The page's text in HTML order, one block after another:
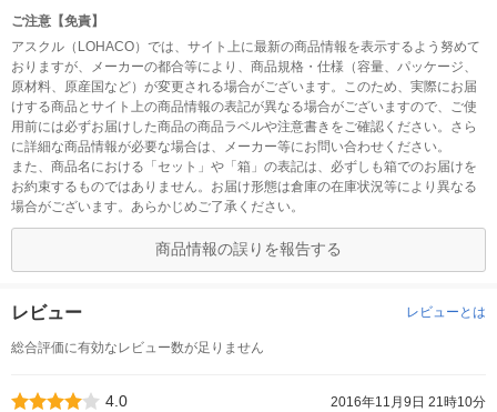
ご注意【免責】
アスクル（LOHACO）では、サイト上に最新の商品情報を表示するよう努めて
おりますが、メーカーの都合等により、商品規格・仕様（容量、パッケージ、
原材料、原産国など）が変更される場合がございます。このため、実際にお届
けする商品とサイト上の商品情報の表記が異なる場合がございますので、ご使
用前には必ずお届けした商品の商品ラベルや注意書きをご確認ください。さら
に詳細な商品情報が必要な場合は、メーカー等にお問い合わせください。
また、商品名における「セット」や「箱」の表記は、必ずしも箱でのお届けを
お約束するものではありません。お届け形態は倉庫の在庫状況等により異なる
場合がございます。あらかじめご了承ください。
商品情報の誤りを報告する
レビュー レビューとは
総合評価に有効なレビュー数が足りません
4.0
2016年11月9日 21時10分